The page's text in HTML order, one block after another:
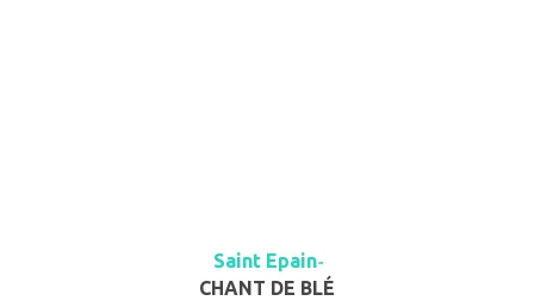
Saint Epain-
CHANT DE BLÉ